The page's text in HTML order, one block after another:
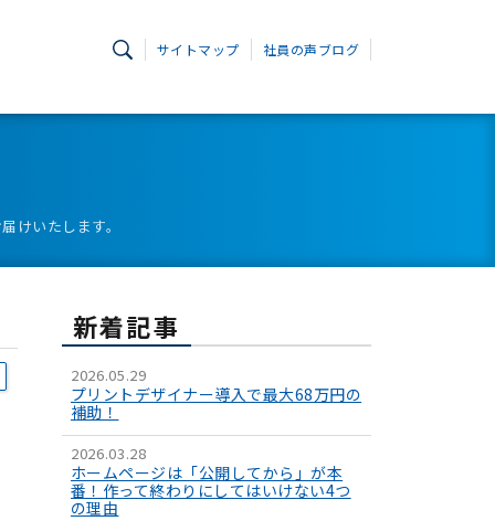
サイトマップ 社員の声ブログ
けいたします。
新着記事
2026.05.29
プリントデザイナー導入で最大68万円の
補助！
2026.03.28
ホームページは「公開してから」が本
番！作って終わりにしてはいけない4つ
の理由